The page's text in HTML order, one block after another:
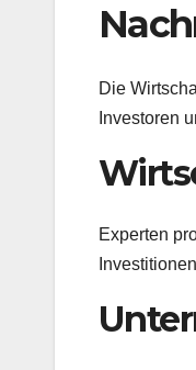
Die
Investoren
Experten